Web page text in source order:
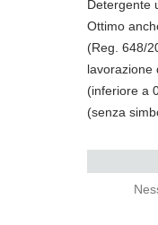
Detergente
Ottimo
(Reg. 648/
lavorazione
(inferiore a
(senza